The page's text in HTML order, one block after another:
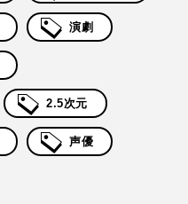
演劇
2.5次元
声優